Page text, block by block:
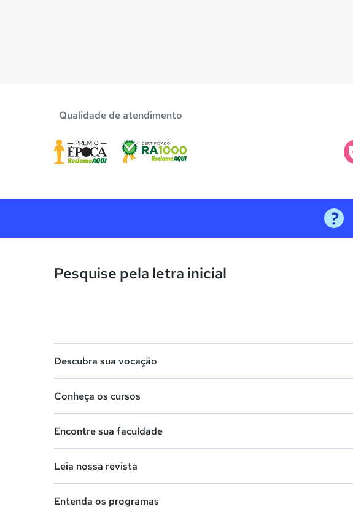
Qualidade de atendimento
Pesquise pela letra inicial
Descubra sua vocação
Lista de profissões
Conheça os cursos
Cursos de graduação
Encontre sua faculdade
Faculdades na sua cidade
Leia nossa revista
Entenda os programas